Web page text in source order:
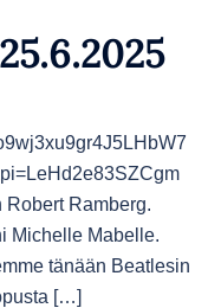
Ramberg.
Michelle Mabelle.
tänään Beatlesin
[…]